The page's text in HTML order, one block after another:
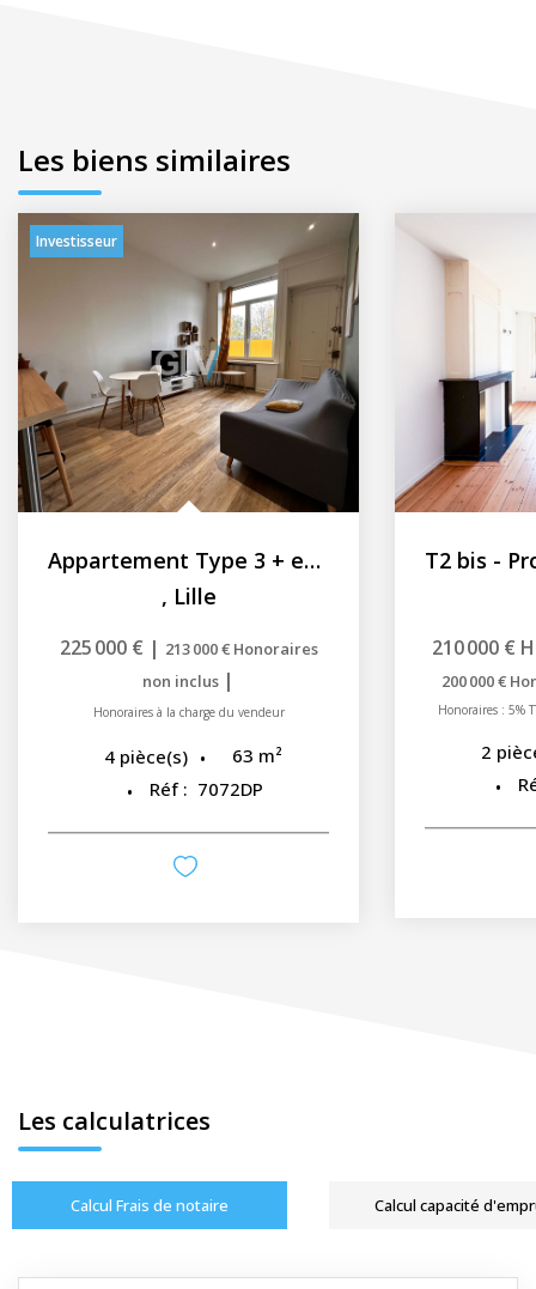
Les biens similaires
Investisseur
Appartement Type 3 + extérieure - St Sauveur 62.75 m2
, Lille
225 000 € | 213 000 € Honoraires
non inclus |
Honoraires à la charge du vendeur
4 pièce(s) 63 m²
Réf : 7072DP
210 000 €
200 000 €
Honoraires : 5%
2
Les calculatrices
Calcul Frais de notaire Calcul capacité